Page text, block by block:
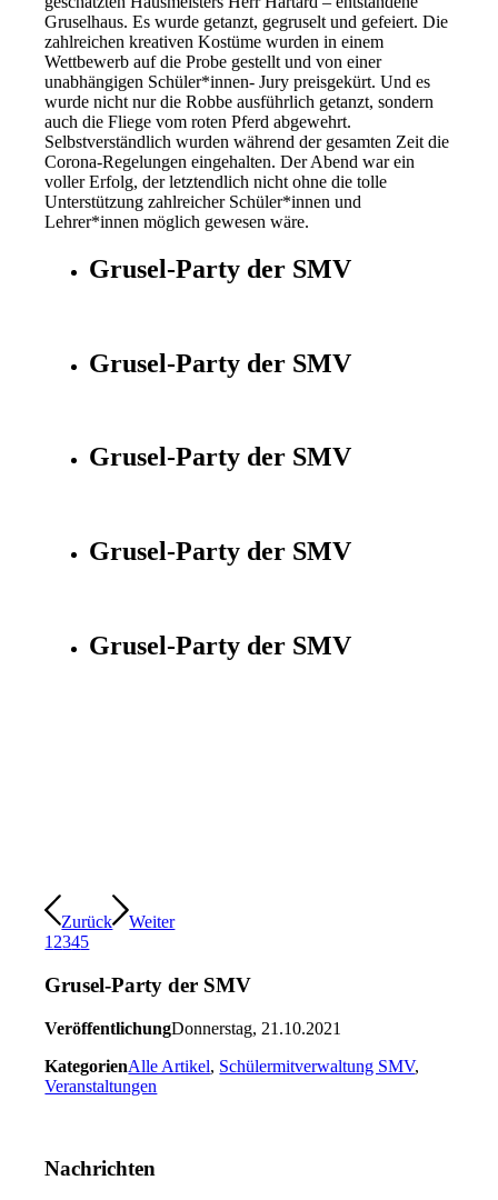
Gruselhaus. Eswurde getanzt, gegruselt und gefeiert. Die
zahlreichen kreativenKostüme wurden in einem
Wettbewerb auf die Probe gestellt und voneiner
unabhängigen Schüler*innen- Jury preisgekürt. Und es
wurde nichtnur die Robbe ausführlich getanzt, sondern
auch die Fliege vom rotenPferd abgewehrt.
Selbstverständlich wurden während der gesamten Zeitdie
Corona-Regelungen eingehalten. Der Abend war ein
voller Erfolg, derletztendlich nicht ohne die tolle
Unterstützung zahlreicher Schüler*innenund
Lehrer*innen möglich gewesen wäre.
Grusel-Party der SMV
Grusel-Party der SMV
Grusel-Party der SMV
Grusel-Party der SMV
Grusel-Party der SMV
Zurück
Weiter
1 2345
Grusel-Party der SMV
VeröffentlichungDonnerstag, 21.10.2021
KategorienAlle Artikel, Schülermitverwaltung SMV,
Veranstaltungen
Nachrichten